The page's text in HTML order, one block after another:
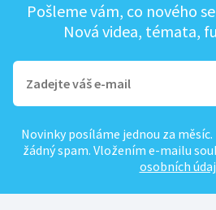
Pošleme vám, co nového
Nová videa, témata,
Novinky posíláme jednou za
žádný spam. Vložením e-mailu
osobních